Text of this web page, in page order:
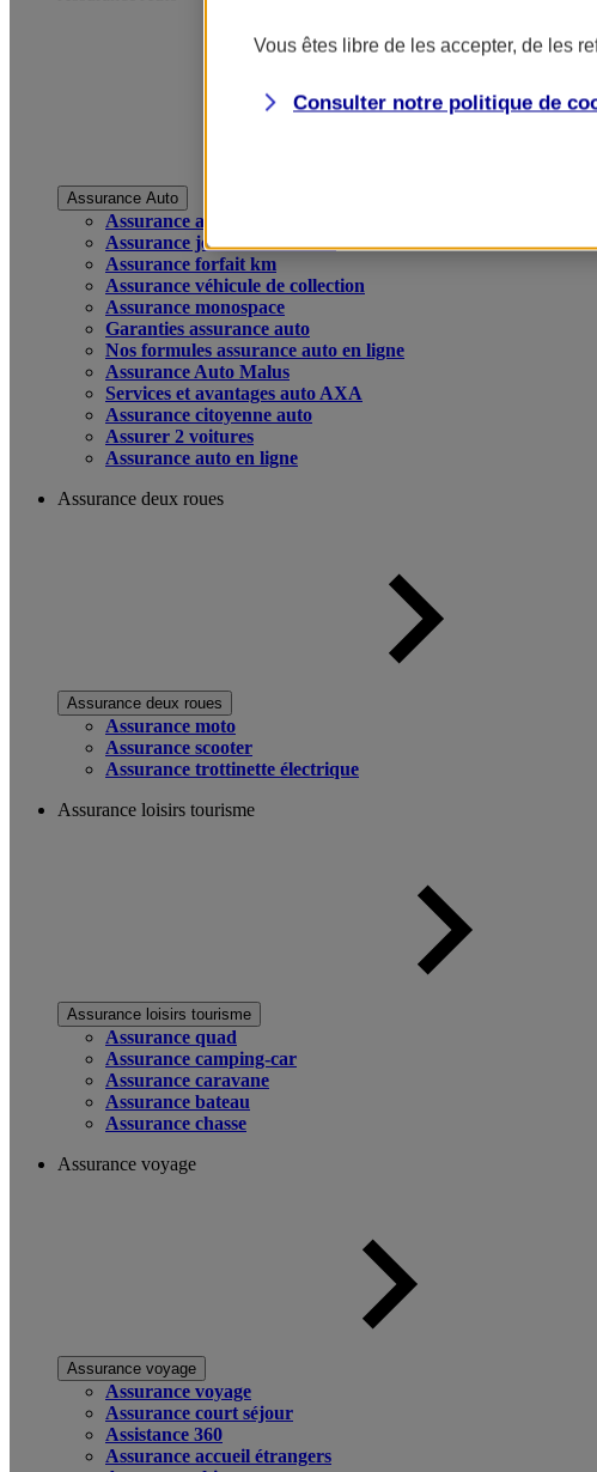
Assurance Auto
Assurance auto
Assurance jeune conducteur
Assurance forfait km
Assurance véhicule de collection
Assurance monospace
Garanties assurance auto
Nos formules assurance auto en ligne
Assurance Auto Malus
Services et avantages auto AXA
Assurance citoyenne auto
Assurer 2 voitures
Assurance auto en ligne
Assurance deux roues
Assurance deux roues
Assurance moto
Assurance scooter
Assurance trottinette électrique
Assurance loisirs tourisme
Assurance loisirs tourisme
Assurance quad
Assurance camping-car
Assurance caravane
Assurance bateau
Assurance chasse
Assurance voyage
Assurance voyage
Assurance voyage
Assurance court séjour
Assistance 360
Assurance accueil étrangers
Vous êtes libre de les accepter, de les
Consulter notre politique de